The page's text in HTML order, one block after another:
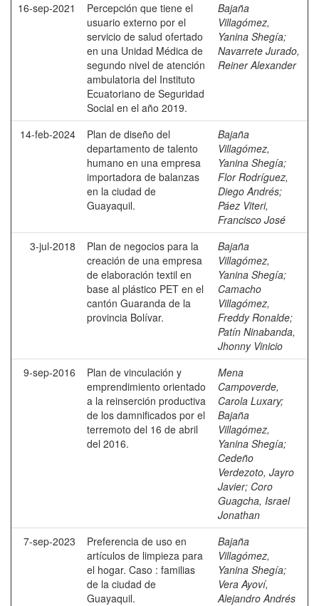
16-sep-2021
Percepción que tiene el
usuario externo por el
servicio de salud ofertado
en una Unidad Médica de
segundo nivel de atención
ambulatoria del Instituto
Ecuatoriano de Seguridad
Social en el año 2019.
Bajaña
Villagómez,
Yanina Shegía;
Navarrete Jurado,
Reiner Alexander
14-feb-2024
Plan de diseño del
departamento de talento
humano en una empresa
importadora de balanzas
en la ciudad de
Guayaquil.
Bajaña
Villagómez,
Yanina Shegía;
Flor Rodríguez,
Diego Andrés;
Páez Viteri,
Francisco José
3-jul-2018
Plan de negocios para la
creación de una empresa
de elaboración textil en
base al plástico PET en el
cantón Guaranda de la
provincia Bolívar.
Bajaña
Villagómez,
Yanina Shegía;
Camacho
Villagómez,
Freddy Ronalde;
Patín Ninabanda,
Jhonny Vinicio
9-sep-2016
Plan de vinculación y
emprendimiento orientado
a la reinserción productiva
de los damnificados por el
terremoto del 16 de abril
del 2016.
Mena
Campoverde,
Carola Luxary;
Bajaña
Villagómez,
Yanina Shegía;
Cedeño
Verdezoto, Jayro
Javier; Coro
Guagcha, Israel
Jonathan
7-sep-2023
Preferencia de uso en
artículos de limpieza para
el hogar. Caso : familias
de la ciudad de
Guayaquil.
Bajaña
Villagómez,
Yanina Shegía;
Vera Ayoví,
Alejandro Andrés